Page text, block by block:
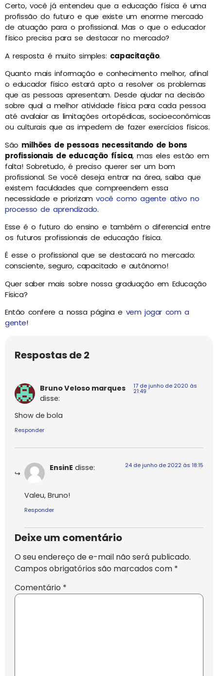
Certo, você já entendeu que a educação física é uma
profissão do futuro e que existe um enorme mercado
de atuação para o profissional. Mas o que o educador
físico precisa para se destacar no mercado?
A resposta é muito simples: capacitação.
Quanto mais informação e conhecimento melhor, afinal
o educador físico estará apto a resolver os problemas
que as pessoas apresentam. Desde ajudar na decisão
sobre qual a melhor atividade física para cada pessoa
até avalaiar as limitações ortopédicas, socioeconômicas
ou culturais que as impedem de fazer exercícios físicos.
São milhões de pessoas necessitando de bons
profissionais de educação física, mas eles estão em
falta! Sobretudo, é preciso querer ser um bom
profissional. Se você deseja entrar na área, saiba que
existem faculdades que compreendem essa
necessidade e priorizamvocê como agente ativo no
processo de aprendizado.
Esse é o futuro do ensino e também o diferencial entre
os futuros profissionais de educação física.
É esse o profissional que se destacará no mercado:
consciente, seguro, capacitado e autônomo!
Quer saber mais sobre nossa graduação em Educação
Física?
Então confere a nossa página e vem jogar com a
gente!
Respostas de 2
Bruno Veloso marques
disse:
17 de junho de 2020 às
21:49
Show de bola
Responder
EnsinE disse: 24 de junho de 2022 às 18:15
Valeu, Bruno!
Responder
Deixe um comentário
O seu endereço de e-mail não será publicado.
Campos obrigatórios são marcados com *
Comentário *